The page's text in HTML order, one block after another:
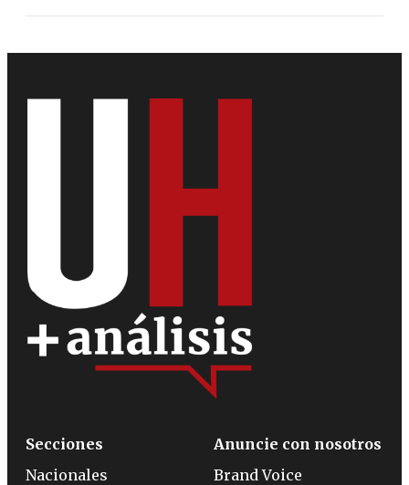
Secciones
Nacionales
Anuncie con nosotros
Brand Voice